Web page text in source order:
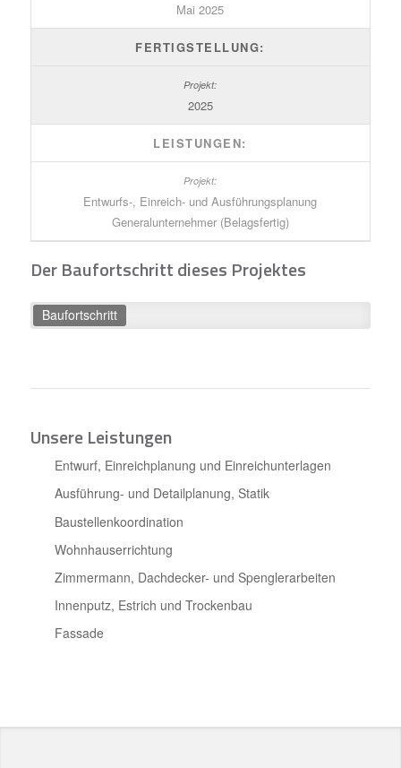
Mai 2025
FERTIGSTELLUNG:
2025
LEISTUNGEN:
Entwurfs-, Einreich- und Ausführungsplanung
Generalunternehmer (Belagsfertig)
Der Baufortschritt dieses Projektes
Baufortschritt
Unsere Leistungen
Entwurf, Einreichplanung und Einreichunterlagen
Ausführung- und Detailplanung, Statik
Baustellenkoordination
Wohnhauserrichtung
Zimmermann, Dachdecker- und Spenglerarbeiten
Innenputz, Estrich und Trockenbau
Fassade